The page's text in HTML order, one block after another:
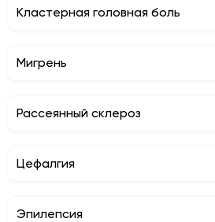
Кластерная головная боль
Мигрень
Рассеянный склероз
Цефалгия
Эпилепсия